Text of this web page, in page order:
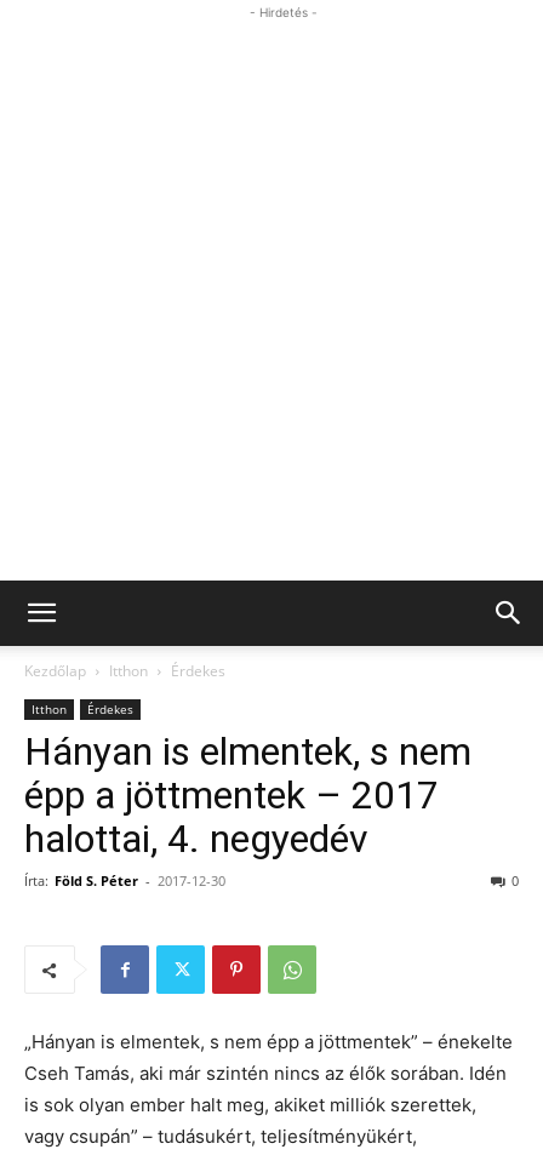
- Hirdetés -
Kezdőlap Itthon Érdekes
Itthon Érdekes
Hányan is elmentek, s nem
épp a jöttmentek – 2017
halottai, 4. negyedév
Írta: Föld S. Péter - 2017-12-30 0
„Hányan is elmentek, s nem épp a jöttmentek” – énekelte
Cseh Tamás, aki már szintén nincs az élők sorában. Idén
is sok olyan ember halt meg, akiket milliók szerettek,
vagy csupán” – tudásukért, teljesítményükért,